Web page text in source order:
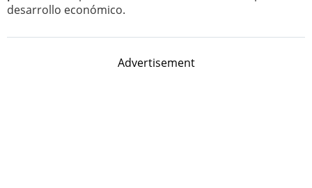
desarrollo económico.
Advertisement